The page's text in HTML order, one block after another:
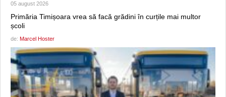
05 august 2026
Primăria Timișoara vrea să facă grădini în curțile mai multor
școli
de: Marcel Hoster